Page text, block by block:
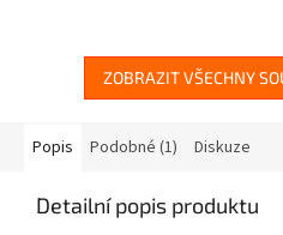
hliníkovým...
ZOBRAZIT VŠECHNY
Popis Podobné (1) Diskuze
Detailní popis produktu